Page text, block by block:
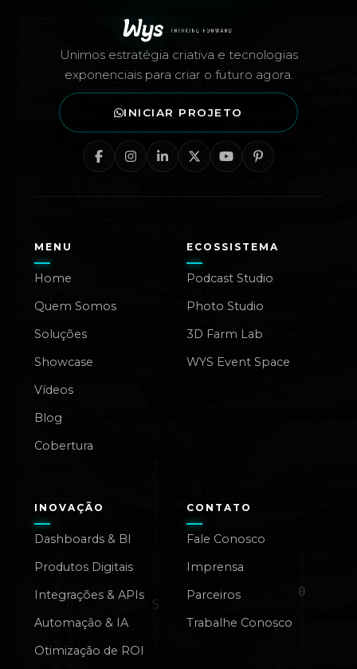
Unimos estratégia criativa e tecnologias
exponenciais para criar o futuro agora.
INICIAR PROJETO
MENU
Home
Quem Somos
Soluções
Showcase
Vídeos
Blog
Cobertura
ECOSSISTEMA
Podcast Studio
Photo Studio
3D Farm Lab
WYS Event Space
INOVAÇÃO
Dashboards & BI
Produtos Digitais
Integrações & APIs
Automação & IA
Otimização de ROI
CONTATO
Fale Conosco
Imprensa
Parceiros
Trabalhe Conosco